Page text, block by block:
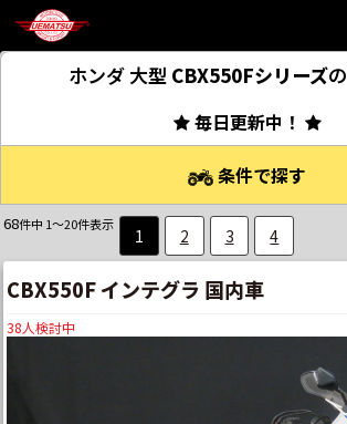
ホンダ 大型 CBX550Fシリーズの
毎日更新中！
条件で探す
68件中 1～20件表示
1 2 3 4
CBX550F インテグラ 国内車
38人検討中